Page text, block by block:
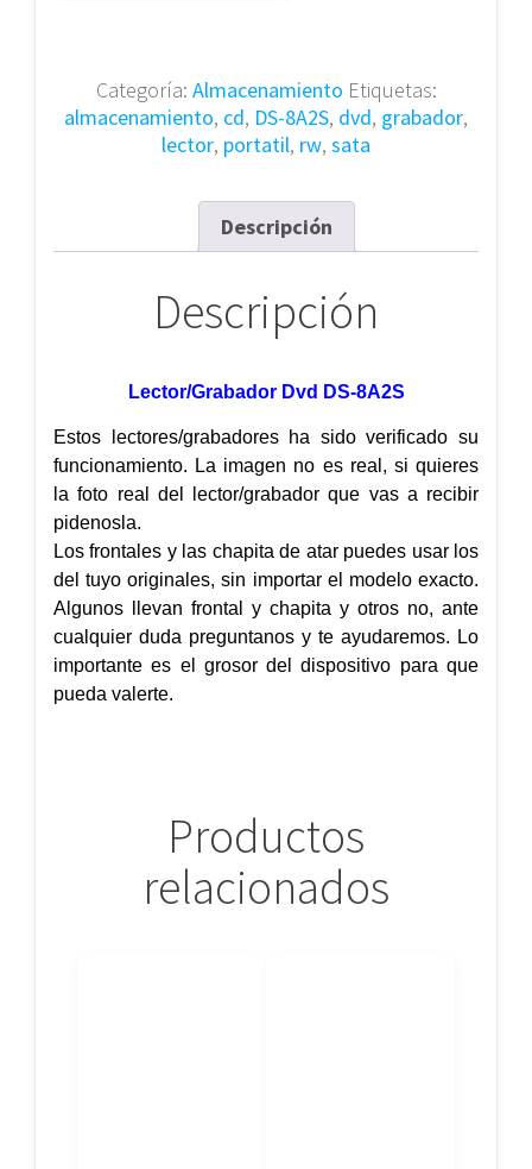
Categoría: Almacenamiento Etiquetas:
almacenamiento, cd, DS-8A2S, dvd, grabador,
lector, portatil, rw, sata
Descripción
Descripción
Lector/Grabador Dvd DS-8A2S
Estos lectores/grabadores ha sido verificado su
funcionamiento. La imagen no es real, si quieres
la foto real del lector/grabador que vas a recibir
pidenosla.
Los frontales y las chapita de atar puedes usar los
del tuyo originales, sin importar el modelo exacto.
Algunos llevan frontal y chapita y otros no, ante
cualquier duda preguntanos y te ayudaremos. Lo
importante es el grosor del dispositivo para que
pueda valerte.
Productos
relacionados